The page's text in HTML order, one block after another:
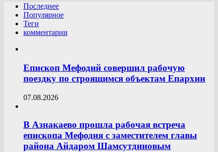
Последнее
Популярное
Теги
комментарии
Епископ Мефодий совершил рабочую
поездку по строящимся объектам Епархии
07.08.2026
В Азнакаево прошла рабочая встреча
епископа Мефодия с заместителем главы
района Айдаром Шамсутдиновым